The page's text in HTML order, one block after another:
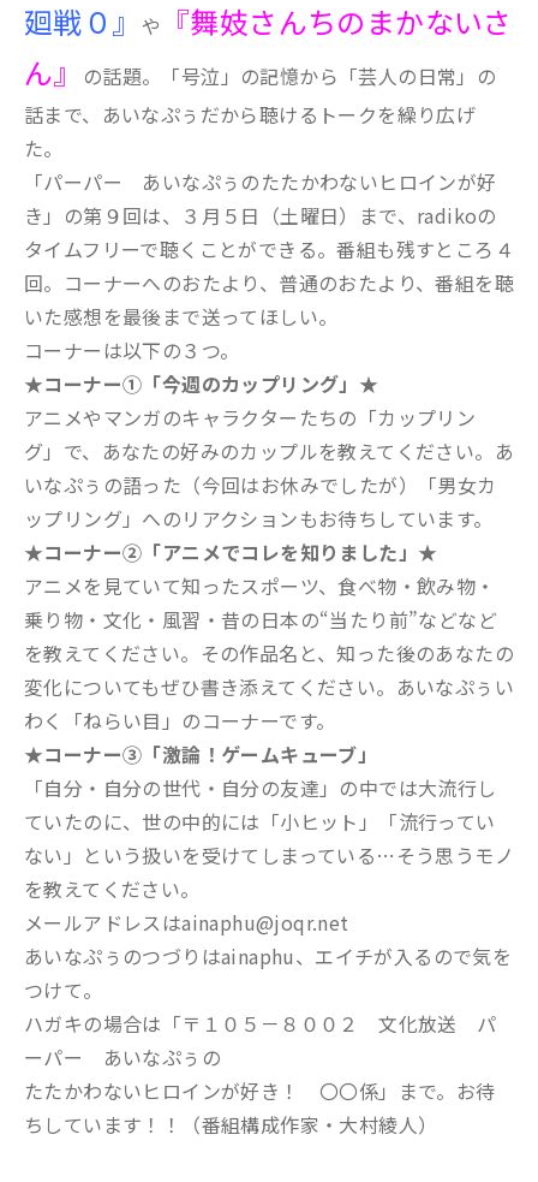
廻戦０』
や
『舞妓さんちのまかないさ
ん』
の話題。「号泣」の記憶から「芸人の日常」の
話まで、あいなぷぅだから聴けるトークを繰り広げ
た。
「パーパー あいなぷぅのたたかわないヒロインが好
き」の第９回は、３月５日（土曜日）まで、radikoの
タイムフリーで聴くことができる。番組も残すところ４
回。コーナーへのおたより、普通のおたより、番組を聴
いた感想を最後まで送ってほしい。
コーナーは以下の３つ。
★コーナー①「今週のカップリング」★
アニメやマンガのキャラクターたちの「カップリン
グ」で、あなたの好みのカップルを教えてください。あ
いなぷぅの語った（今回はお休みでしたが）「男女カ
ップリング」へのリアクションもお待ちしています。
★コーナー②「アニメでコレを知りました」★
アニメを見ていて知ったスポーツ、食べ物・飲み物・
乗り物・文化・風習・昔の日本の“当たり前”などなど
を教えてください。その作品名と、知った後のあなたの
変化についてもぜひ書き添えてください。あいなぷぅい
わく「ねらい目」のコーナーです。
★コーナー③「激論！ゲームキューブ」
「自分・自分の世代・自分の友達」の中では大流行し
ていたのに、世の中的には「小ヒット」「流行ってい
ない」という扱いを受けてしまっている…そう思うモノ
を教えてください。
メールアドレスはainaphu@joqr.net
あいなぷぅのつづりはainaphu、エイチが入るので気を
つけて。
ハガキの場合は「〒１０５－８００２ 文化放送 パ
ーパー あいなぷぅの
たたかわないヒロインが好き！ 〇〇係」まで。お待
ちしています！！（番組構成作家・大村綾人）